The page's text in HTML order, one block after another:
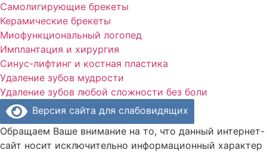
Cамолигирующие брекеты
Керамические брекеты
Миофункциональный логопед
Имплантация и хирургия
Синус-лифтинг и костная пластика
Удаление зубов мудрости
Удаление зубов любой сложности без боли
Версия сайта для слабовидящих
Обращаем Ваше внимание на то, что данный интернет-
сайт носит исключительно информационный характер